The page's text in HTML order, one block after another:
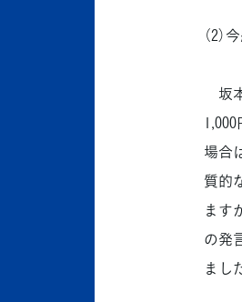
（2
坂
場合
質的
ます
の発
まし